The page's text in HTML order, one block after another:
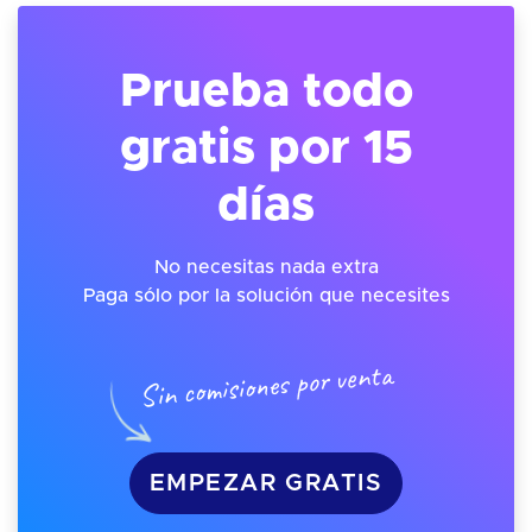
Prueba todo
gratis por 15
días
No necesitas nada extra
Paga sólo por la solución que necesites
Sin comisiones por venta
EMPEZAR GRATIS